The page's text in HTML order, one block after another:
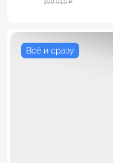
Всё и сразу